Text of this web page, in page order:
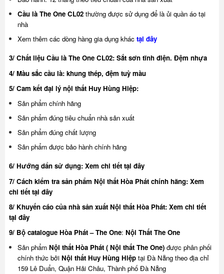
Cầu là The One CL02 thường được sử dụng để là ủi quần áo tại
nhà
Xem thêm các dòng hàng gia dụng kháctại đây
3/ Chất liệu Cầu là The One CL02: Sắt sơn tĩnh điện. Đệm nhựa
4/ Màu sắc cầu là: khung thép, đệm tuỳ màu
5/ Cam kết đại lý nội thất Huy Hùng Hiệp:
Sản phẩm chính hãng
Sản phẩm đúng tiêu chuẩn nhà sản xuất
Sản phẩm đúng chất lượng
Sản phẩm được bảo hành chính hãng
6/ Hướng dẩn sử dụng: Xem chi tiết tại đây
7/ Cách kiểm tra sản phẩm Nội thất Hòa Phát chính hãng: Xem
chi tiết tại đây
8/ Khuyến cáo của nhà sản xuất Nội thất Hòa Phát: Xem chi tiết
tại đây
9/ Bộ catalogue Hòa Phát – The One: Nội Thất The One
Sản phẩm Nội thất Hòa Phát ( Nội thất The One)được phân phối
chính thức bởi Nội thất Huy Hùng Hiệptại Đà Nẵng theo địa chỉ
159 Lê Duẩn, Quận Hải Châu, Thành phố Đà Nẵng